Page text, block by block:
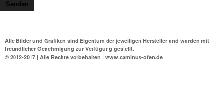
Senden
Alle Bilder und Grafiken sind Eigentum der jeweiligen Hersteller und wurden mit
freundlicher Genehmigung zur Verfügung gestellt.
© 2012-2017 | Alle Rechte vorbehalten | www.caminus-ofen.de